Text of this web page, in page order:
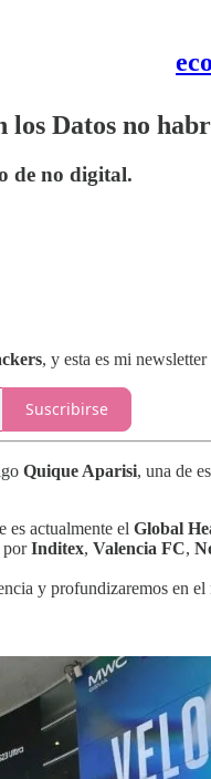
los Datos no
de no digital.
, y esta es mi
Suscribirse
Quique Aparisi, una de
es actualmente el Global
porInditex, Valencia FC,
y profundizaremos en